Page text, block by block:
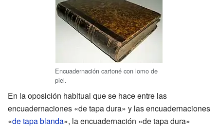
Encuadernación cartoné con lomo de
piel.
En la oposición habitual que se hace entre las
encuadernaciones «de tapa dura» y las encuadernaciones
«de tapa blanda», la encuadernación «de tapa dura»